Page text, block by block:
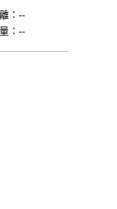
：--
：--